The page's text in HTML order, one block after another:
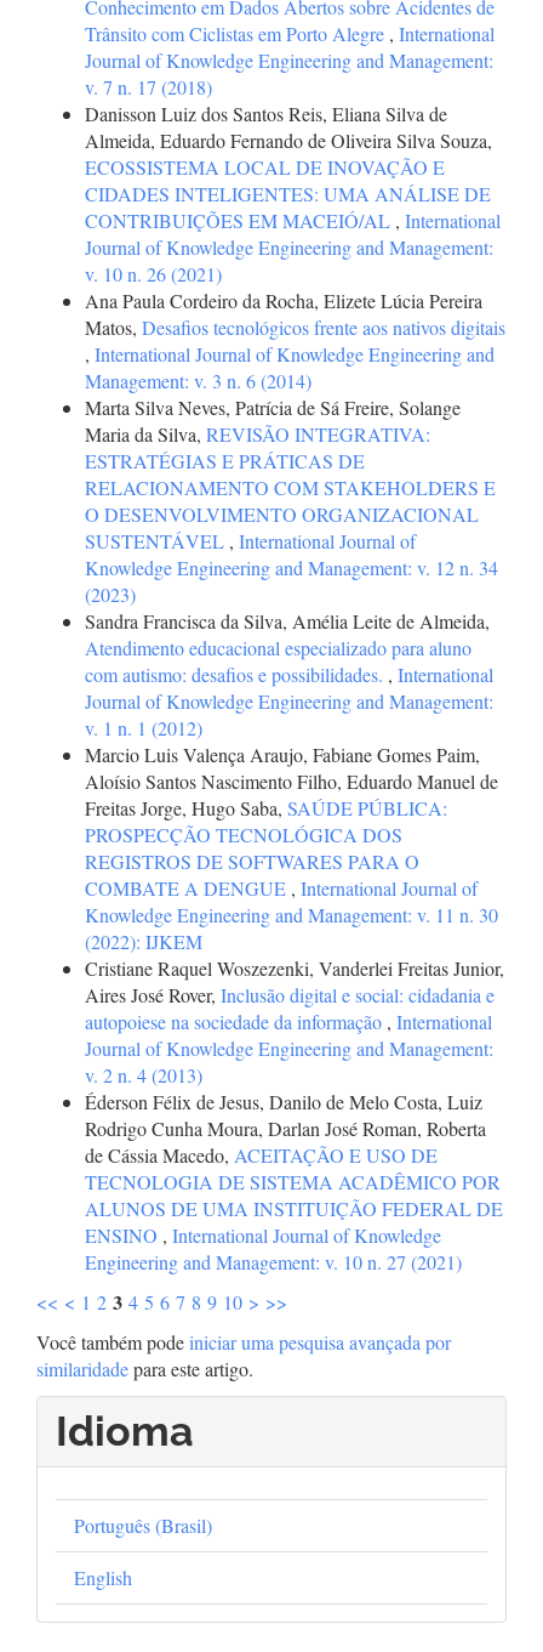
Conhecimento em Dados Abertos sobre Acidentes de
Trânsito com Ciclistas em Porto Alegre , International
Journal of Knowledge Engineering and Management:
v. 7 n. 17 (2018)
Danisson Luiz dos Santos Reis, Eliana Silva de
Almeida, Eduardo Fernando de Oliveira Silva Souza,
ECOSSISTEMA LOCAL DE INOVAÇÃO E
CIDADES INTELIGENTES: UMA ANÁLISE DE
CONTRIBUIÇÕES EM MACEIÓ/AL , International
Journal of Knowledge Engineering and Management:
v. 10 n. 26 (2021)
Ana Paula Cordeiro da Rocha, Elizete Lúcia Pereira
Matos, Desafios tecnológicos frente aos nativos digitais
, International Journal of Knowledge Engineering and
Management: v. 3 n. 6 (2014)
Marta Silva Neves, Patrícia de Sá Freire, Solange
Maria da Silva, REVISÃO INTEGRATIVA:
ESTRATÉGIAS E PRÁTICAS DE
RELACIONAMENTO COM STAKEHOLDERS E
O DESENVOLVIMENTO ORGANIZACIONAL
SUSTENTÁVEL , International Journal of
Knowledge Engineering and Management: v. 12 n. 34
(2023)
Sandra Francisca da Silva, Amélia Leite de Almeida,
Atendimento educacional especializado para aluno
com autismo: desafios e possibilidades. , International
Journal of Knowledge Engineering and Management:
v. 1 n. 1 (2012)
Marcio Luis Valença Araujo, Fabiane Gomes Paim,
Aloísio Santos Nascimento Filho, Eduardo Manuel de
Freitas Jorge, Hugo Saba, SAÚDE PÚBLICA:
PROSPECÇÃO TECNOLÓGICA DOS
REGISTROS DE SOFTWARES PARA O
COMBATE A DENGUE , International Journal of
Knowledge Engineering and Management: v. 11 n. 30
(2022): IJKEM
Cristiane Raquel Woszezenki, Vanderlei Freitas Junior,
Aires José Rover, Inclusão digital e social: cidadania e
autopoiese na sociedade da informação , International
Journal of Knowledge Engineering and Management:
v. 2 n. 4 (2013)
Éderson Félix de Jesus, Danilo de Melo Costa, Luiz
Rodrigo Cunha Moura, Darlan José Roman, Roberta
de Cássia Macedo, ACEITAÇÃO E USO DE
TECNOLOGIA DE SISTEMA ACADÊMICO POR
ALUNOS DE UMA INSTITUIÇÃO FEDERAL DE
ENSINO , International Journal of Knowledge
Engineering and Management: v. 10 n. 27 (2021)
<< < 1 2 3 4 5 6 7 8 9 10 > >>
Você também podeiniciar uma pesquisa avançada por
similaridadepara este artigo.
Idioma
Português (Brasil)
English